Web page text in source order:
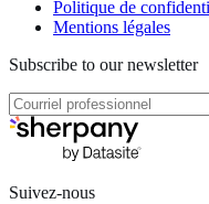
Politique de
Mentions légales
Subscribe to our newsletter
Suivez-nous